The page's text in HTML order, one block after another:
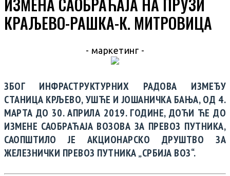
КРАЉЕВО-РАШКА-К. МИТРОВИЦА
- маркетинг -
ЗБОГ ИНФРАСТРУКТУРНИХ РАДОВА ИЗМЕЂУ
СТАНИЦА КРЉЕВО, УШЋЕ И ЈОШАНИЧКА БАЊА, ОД 4.
МАРТА ДО 30. АПРИЛА 2019. ГОДИНЕ, ДОЋИ ЋЕ ДО
ИЗМЕНЕ САОБРАЋАЈА ВОЗОВА ЗА ПРЕВОЗ ПУТНИКА,
САОПШТИЛО ЈЕ АКЦИОНАРСКО ДРУШТВО ЗА
ЖЕЛЕЗНИЧКИ ПРЕВОЗ ПУТНИКА „СРБИЈА ВОЗ“.